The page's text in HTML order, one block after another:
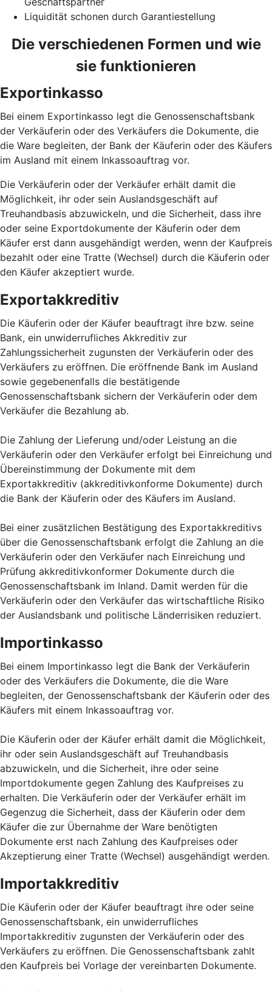
Liquidität schonen durch Garantiestellung
Die verschiedenen Formen und wie
sie funktionieren
Exportinkasso
Bei einem Exportinkasso legt die Genossenschaftsbank
der Verkäuferin oder des Verkäufers die Dokumente, die
die Ware begleiten, der Bank der Käuferin oder des Käufers
im Ausland mit einem Inkassoauftrag vor.
Die Verkäuferin oder der Verkäufer erhält damit die
Möglichkeit, ihr oder sein Auslandsgeschäft auf
Treuhandbasis abzuwickeln, und die Sicherheit, dass ihre
oder seine Exportdokumente der Käuferin oder dem
Käufer erst dann ausgehändigt werden, wenn der Kaufpreis
bezahlt oder eine Tratte (Wechsel) durch die Käuferin oder
den Käufer akzeptiert wurde.
Exportakkreditiv
Die Käuferin oder der Käufer beauftragt ihre bzw. seine
Bank, ein unwiderrufliches Akkreditiv zur
Zahlungssicherheit zugunsten der Verkäuferin oder des
Verkäufers zu eröffnen. Die eröffnende Bank im Ausland
sowie gegebenenfalls die bestätigende
Genossenschaftsbank sichern der Verkäuferin oder dem
Verkäufer die Bezahlung ab.
Die Zahlung der Lieferung und/oder Leistung an die
Verkäuferin oder den Verkäufer erfolgt bei Einreichung und
Übereinstimmung der Dokumente mit dem
Exportakkreditiv (akkreditivkonforme Dokumente) durch
die Bank der Käuferin oder des Käufers im Ausland.
Bei einer zusätzlichen Bestätigung des Exportakkreditivs
über die Genossenschaftsbank erfolgt die Zahlung an die
Verkäuferin oder den Verkäufer nach Einreichung und
Prüfung akkreditivkonformer Dokumente durch die
Genossenschaftsbank im Inland. Damit werden für die
Verkäuferin oder den Verkäufer das wirtschaftliche Risiko
der Auslandsbank und politische Länderrisiken reduziert.
Importinkasso
Bei einem Importinkasso legt die Bank der Verkäuferin
oder des Verkäufers die Dokumente, die die Ware
begleiten, der Genossenschaftsbank der Käuferin oder des
Käufers mit einem Inkassoauftrag vor.
Die Käuferin oder der Käufer erhält damit die Möglichkeit,
ihr oder sein Auslandsgeschäft auf Treuhandbasis
abzuwickeln, und die Sicherheit, ihre oder seine
Importdokumente gegen Zahlung des Kaufpreises zu
erhalten. Die Verkäuferin oder der Verkäufer erhält im
Gegenzug die Sicherheit, dass der Käuferin oder dem
Käufer die zur Übernahme der Ware benötigten
Dokumente erst nach Zahlung des Kaufpreises oder
Akzeptierung einer Tratte (Wechsel) ausgehändigt werden.
Importakkreditiv
Die Käuferin oder der Käufer beauftragt ihre oder seine
Genossenschaftsbank, ein unwiderrufliches
Importakkreditiv zugunsten der Verkäuferin oder des
Verkäufers zu eröffnen. Die Genossenschaftsbank zahlt
den Kaufpreis bei Vorlage der vereinbarten Dokumente.